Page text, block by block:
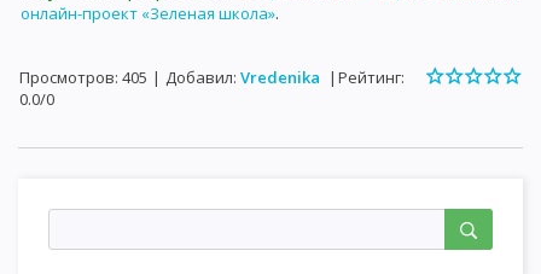
онлайн-проект «Зеленая школа».
Просмотров: 405 | Добавил: Vredenika | Рейтинг:
0.0/0